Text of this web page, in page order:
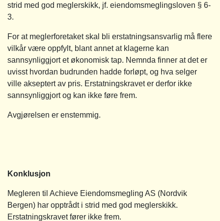
strid med god meglerskikk, jf. eiendomsmeglingsloven § 6-
3.
For at meglerforetaket skal bli erstatningsansvarlig må flere
vilkår være oppfylt, blant annet at klagerne kan
sannsynliggjort et økonomisk tap. Nemnda finner at det er
uvisst hvordan budrunden hadde forløpt, og hva selger
ville akseptert av pris. Erstatningskravet er derfor ikke
sannsynliggjort og kan ikke føre frem.
Avgjørelsen er enstemmig.
Konklusjon
Megleren til Achieve Eiendomsmegling AS (Nordvik
Bergen) har opptrådt i strid med god meglerskikk.
Erstatningskravet fører ikke frem.